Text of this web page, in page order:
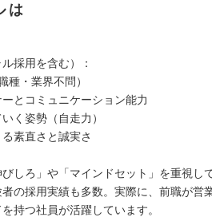
は
採用を含む）：
種・業界不問）
とコミュニケーション能力
く姿勢（自走力）
素直さと誠実さ
しろ」や「マインドセット」を重視し
の採用実績も多数。実際に、前職が営
持つ社員が活躍しています。